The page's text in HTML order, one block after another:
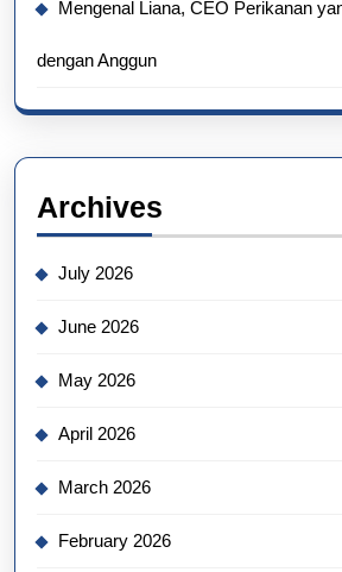
Mengenal Liana, CEO Perikanan
dengan Anggun
Archives
July 2026
June 2026
May 2026
April 2026
March 2026
February 2026